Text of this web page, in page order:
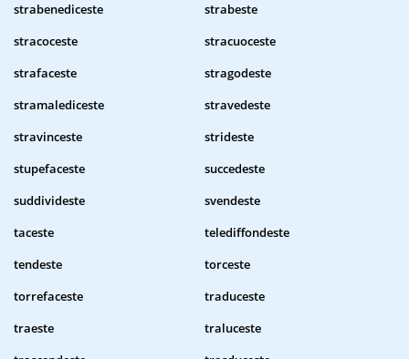
strabenediceste
strabeste
stracoceste
stracuoceste
strafaceste
stragodeste
stramalediceste
stravedeste
stravinceste
strideste
stupefaceste
succedeste
suddivideste
svendeste
taceste
telediffondeste
tendeste
torceste
torrefaceste
traduceste
traeste
traluceste